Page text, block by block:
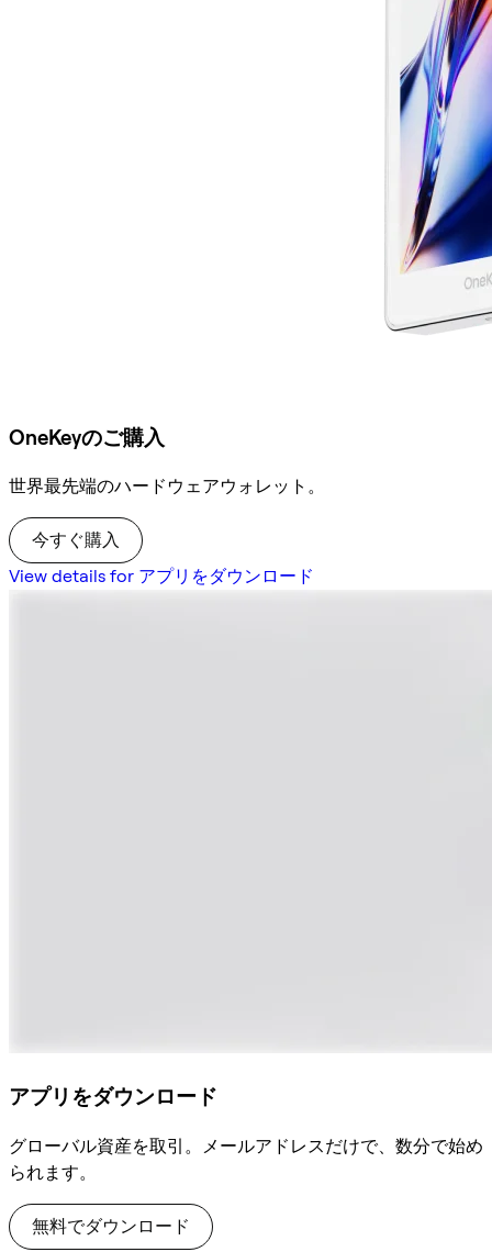
OneKeyのご購入
世界最先端のハードウェアウォレット。
今すぐ購入
View details for アプリをダウンロード
アプリをダウンロード
グローバル資産を取引。メールアドレスだけで、数分で始め
られます。
無料でダウンロード